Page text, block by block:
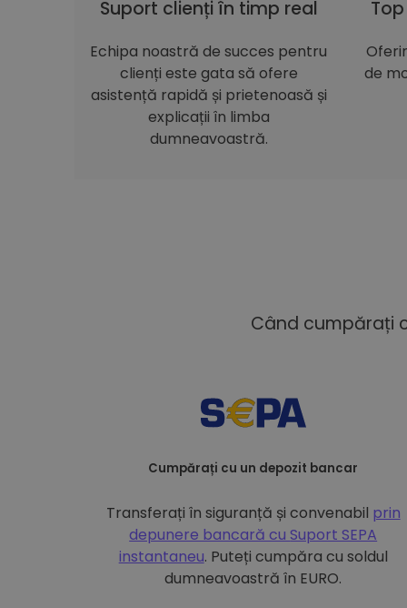
Suport clienți în timp real
Echipa noastră de succes pentru
clienți este gata să ofere
asistență rapidă și prietenoasă și
explicații în limba
dumneavoastră.
de
Când cumpărați
Cumpărați cu un depozit bancar
Transferați în siguranță și convenabil prin
depunere bancară cu Suport SEPA
instantaneu. Puteți cumpăra cu soldul
dumneavoastră în EURO.